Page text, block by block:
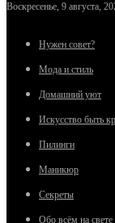
Воскресенье, 9 августа,
Нужен совет?
Мода и стиль
Домашний уют
Искусство быть
Пилинги
Маникюр
Секреты
Обо всём на свете